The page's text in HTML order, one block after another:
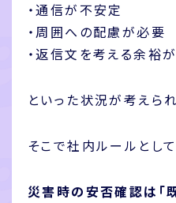
・通信が不安定
・周囲への配慮が必要
・返信文を考える余裕
といった状況が考えられ
そこで社内ルールとして
災害時の安否確認は「